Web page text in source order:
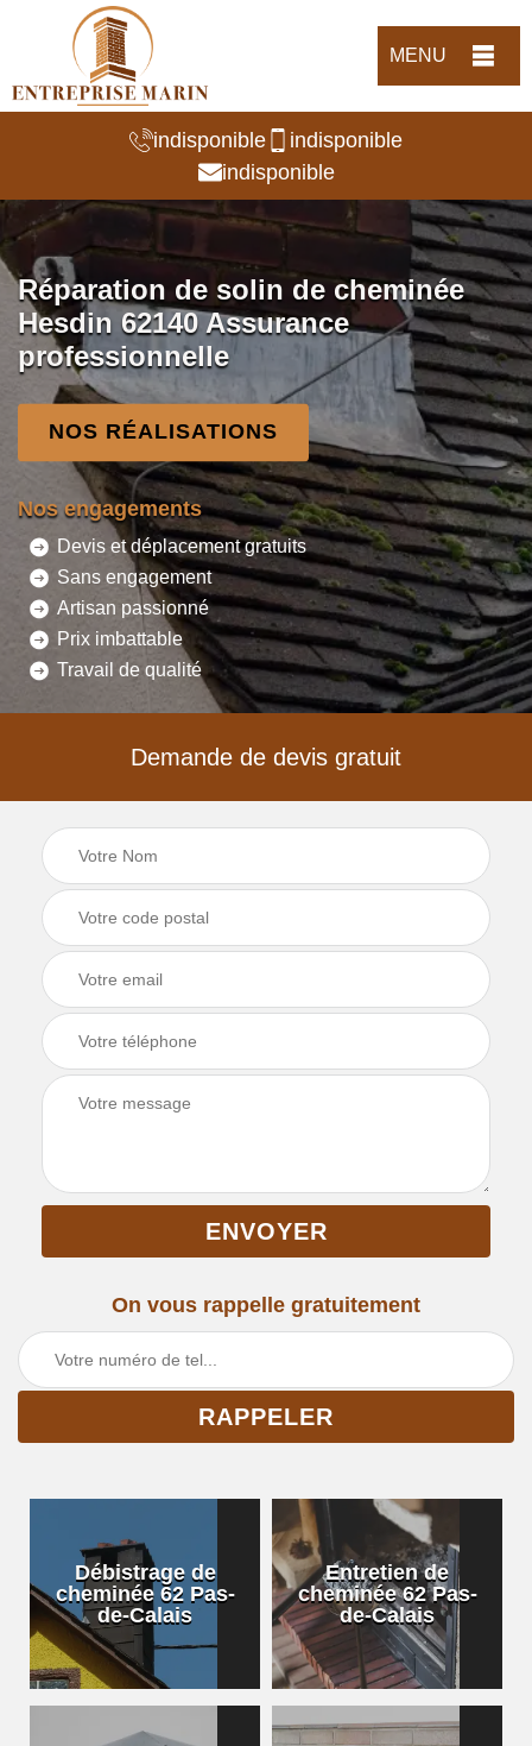
MENU
indisponible
indisponible
indisponible
Réparation de solin de cheminée
Hesdin 62140 Assurance
professionnelle
NOS RÉALISATIONS
Nos engagements
Devis et déplacement gratuits
Sans engagement
Artisan passionné
Prix imbattable
Travail de qualité
Demande de devis gratuit
On vous rappelle gratuitement
Débistrage de
cheminée 62 Pas-
de-Calais
Entretien de
cheminée 62 Pas-
de-Calais